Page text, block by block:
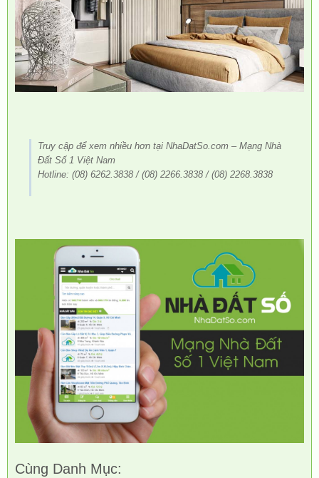
Truy cập để xem nhiều hơn tại NhaDatSo.com – Mạng Nhà
Đất Số 1 Việt Nam
Hotline: (08) 6262.3838 / (08) 2266.3838 / (08) 2268.3838
Cùng Danh Mục: